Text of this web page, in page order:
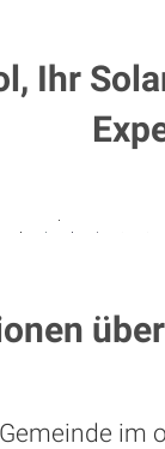
Ihr
im